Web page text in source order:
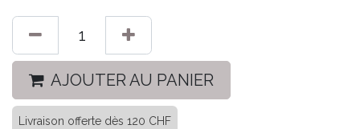
AJOUTER AU PANIER
Livraison offerte dès 120 CHF